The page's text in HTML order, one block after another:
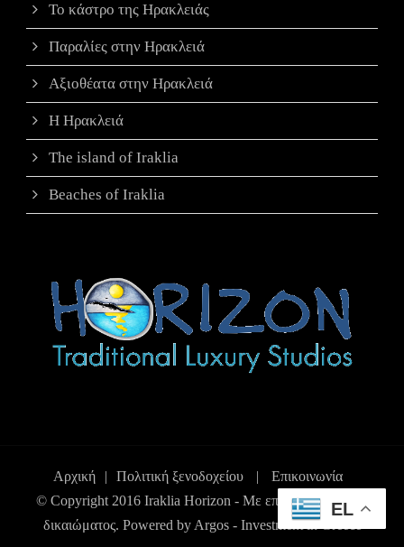
Το κάστρο της Ηρακλειάς
Παραλίες στην Ηρακλειά
Αξιοθέατα στην Ηρακλειά
Η Ηρακλειά
The island of Iraklia
Beaches of Iraklia
Αρχική | Πολιτική ξενοδοχείου |
Επικοινωνία
© Copyright 2016 Iraklia Horizon - Με επιφύλαξη παντός
δικαιώματος. Powered by Argos - Investment in Greece
EL